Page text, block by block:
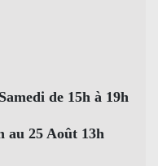
de 15h à 19h
au 25 Août 13h